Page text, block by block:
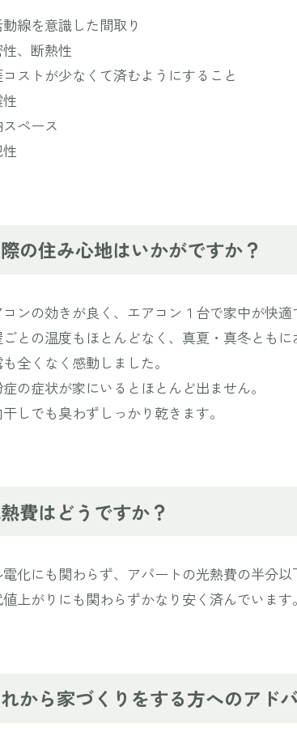
動線を意識した間取り
性、断熱性
コストが少なくて済むようにすること
性
スペース
性
の住み心地はいかがですか？
コンの効きが良く、エアコン１台で家中が快適
ごとの温度もほとんどなく、真夏・真冬とも
も全くなく感動しました。
症の症状が家にいるとほとんど出ません。
干しでも臭わずしっかり乾きます。
費はどうですか？
化にも関わらず、アパートの光熱費の半分以
上がりにも関わらずかなり安く済んでいます。
から家づくりをする方へのアド